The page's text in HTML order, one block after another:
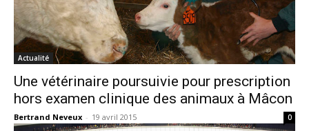
Actualité
Une vétérinaire poursuivie pour prescription
hors examen clinique des animaux à Mâcon
Bertrand Neveux - 19 avril 2015 0